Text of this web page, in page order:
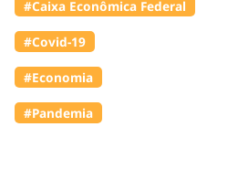
#Caixa Econômica Federal
#Covid-19
#Economia
#Pandemia